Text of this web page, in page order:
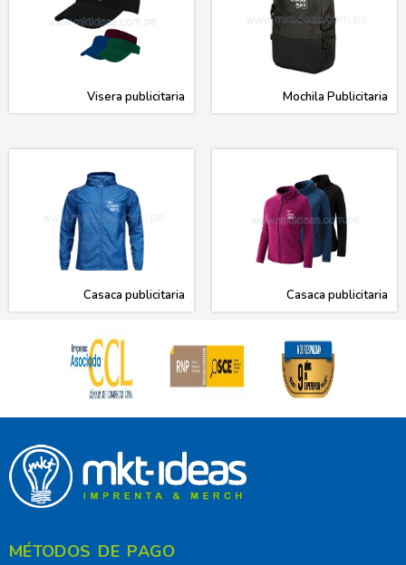
Visera publicitaria Mochila Publicitaria
Casaca publicitaria Casaca publicitaria
MÉTODOS DE PAGO